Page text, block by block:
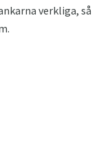
verkliga, så